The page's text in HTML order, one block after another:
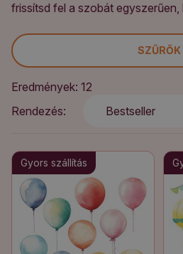
frissítsd fel a szobát egyszerűen,
SZŰRŐK
Eredmények: 12
Rendezés:
Bestseller
Gyors szállítás